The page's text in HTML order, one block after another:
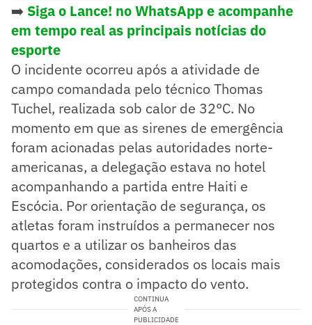
➡️ Siga o Lance! no WhatsApp e acompanhe
em tempo real as principais notícias do
esporte
O incidente ocorreu após a atividade de
campo comandada pelo técnico Thomas
Tuchel, realizada sob calor de 32°C. No
momento em que as sirenes de emergência
foram acionadas pelas autoridades norte-
americanas, a delegação estava no hotel
acompanhando a partida entre Haiti e
Escócia. Por orientação de segurança, os
atletas foram instruídos a permanecer nos
quartos e a utilizar os banheiros das
acomodações, considerados os locais mais
protegidos contra o impacto do vento.
CONTINUA
APÓS A
PUBLICIDADE